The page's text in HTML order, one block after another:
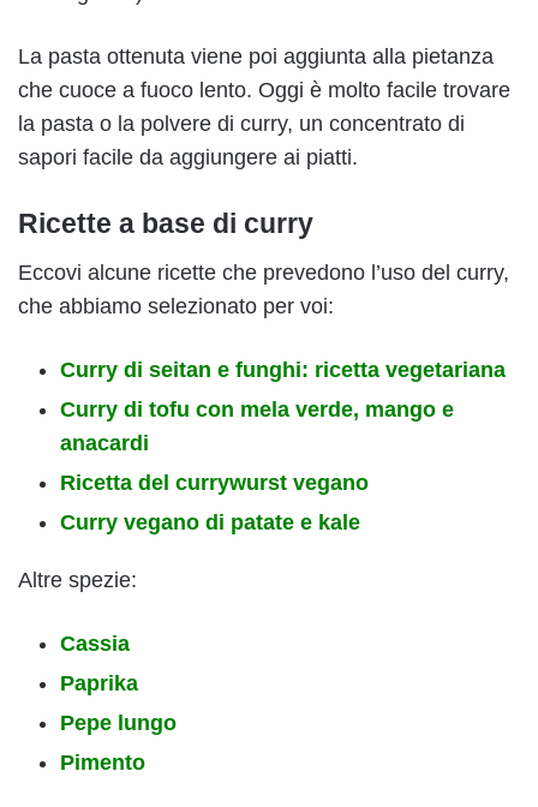
La pasta ottenuta viene poi aggiunta alla pietanza
che cuoce a fuoco lento. Oggi è molto facile trovare
la pasta o la polvere di curry, un concentrato di
sapori facile da aggiungere ai piatti.
Ricette a base di curry
Eccovi alcune ricette che prevedono l’uso del curry,
che abbiamo selezionato per voi:
Curry di seitan e funghi: ricetta vegetariana
Curry di tofu con mela verde, mango e
anacardi
Ricetta del currywurst vegano
Curry vegano di patate e kale
Altre spezie:
Cassia
Paprika
Pepe lungo
Pimento